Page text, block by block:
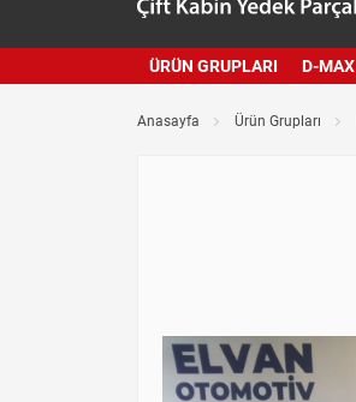
ÜRÜN GRUPLARI D-MAX
Anasayfa Ürün Grupları